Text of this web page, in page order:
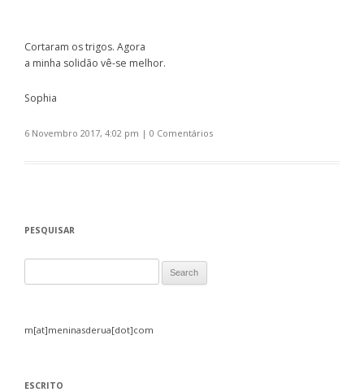
Cortaram os trigos. Agora
a minha solidão vê-se melhor.
Sophia
6 Novembro 2017, 4:02 pm | 0 Comentários
PESQUISAR
m[at]meninasderua[dot]com
ESCRITO